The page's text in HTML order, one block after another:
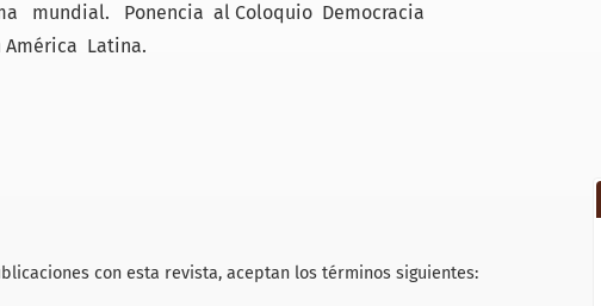
Ponencia al Coloquio Democracia
Latina.
con esta revista, aceptan los términos siguientes: